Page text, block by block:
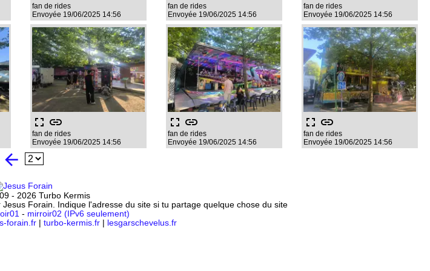
fan de rides
Envoyée 19/06/2025 14:56
fan de rides
Envoyée 19/06/2025 14:56
fan de rides
Envoyée 19/06/2025 14:56
fullscreen link
fan de rides
Envoyée 19/06/2025 14:56
fullscreen link
fan de rides
Envoyée 19/06/2025 14:56
fullscreen link
fan de rides
Envoyée 19/06/2025 14:56
arrow_back
- 2026 Turbo Kermis
Forain. Indique l'adresse du site si tu partage quelque chose du site
- mirroir02 (IPv6 seulement)
forain.fr| turbo-kermis.fr| lesgarschevelus.fr